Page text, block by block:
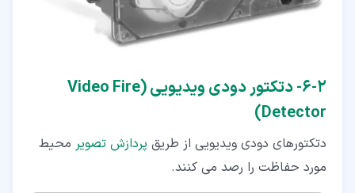
۲‏-‏۶‏- دتکتور دودی ویدیویی (Video Fire
Detector)
دتکتورهای دودی ویدیویی از طریق پردازش تصویر محیط
مورد حفاظت را رصد می کنند.